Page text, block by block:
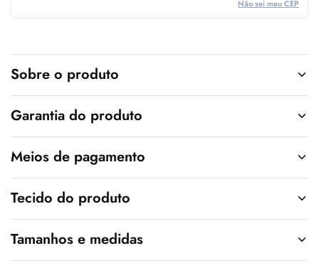
i
v
e
:
Não sei meu CEP
Sobre o produto
Garantia do produto
Meios de pagamento
Tecido do produto
Tamanhos e medidas